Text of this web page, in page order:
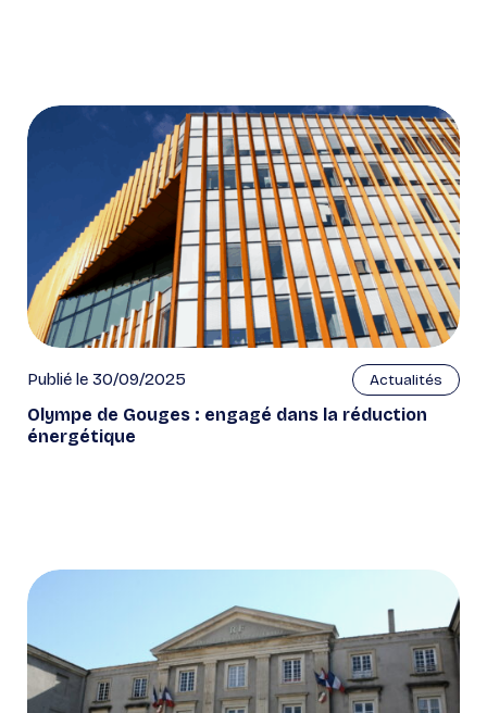
Publié le 30/09/2025 Actualités
Olympe de Gouges : engagé dans la réduction
énergétique